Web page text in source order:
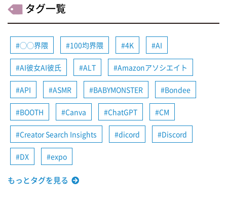
タグ一覧
◯◯界隈 100均界隈 4K AI
AI彼女AI彼氏 ALT Amazonアソシエイト
API ASMR BABYMONSTER Bondee
BOOTH Canva ChatGPT CM
Creator Search Insights dicord Discord
DX expo
もっとタグを見る